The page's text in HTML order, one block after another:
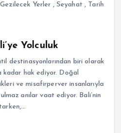
Gezilecek Yerler , Seyahat , Tarih
Yolculuk
destinasyonlarından biri olarak
kadar hak ediyor. Doğal
ve misafirperver insanlarıyla
anılar vaat ediyor. Bali’nin